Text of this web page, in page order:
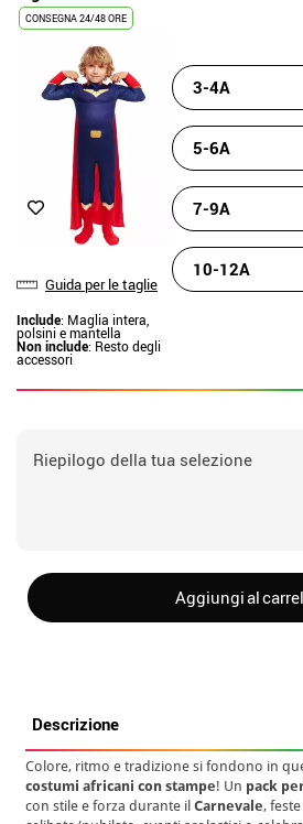
CONSEGNA 24/48 ORE
Guida per le taglie
Include: Maglia intera,
polsini e mantella
Non include: Resto degli
accessori
3-4A
5-6A
7-9A
10-12A
Riepilogo della tua selezione
Aggiungi al
Descrizione
Colore, ritmo e tradizione si fondono in
costumi africani con stampe! Un pack
con stile e forza durante ilCarnevale,